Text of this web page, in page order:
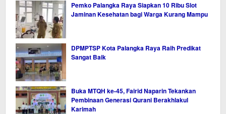
Pemko Palangka Raya Siapkan 10 Ribu Slot
Jaminan Kesehatan bagi Warga Kurang Mampu
DPMPTSP Kota Palangka Raya Raih Predikat
Sangat Baik
Buka MTQH ke-45, Fairid Naparin Tekankan
Pembinaan Generasi Qurani Berakhlakul
Karimah